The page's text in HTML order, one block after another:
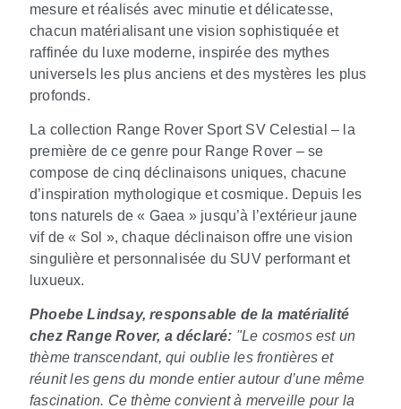
mesure et réalisés avec minutie et délicatesse,
chacun matérialisant une vision sophistiquée et
raffinée du luxe moderne, inspirée des mythes
universels les plus anciens et des mystères les plus
profonds.
La collection Range Rover Sport SV Celestial – la
première de ce genre pour Range Rover – se
compose de cinq déclinaisons uniques, chacune
d’inspiration mythologique et cosmique. Depuis les
tons naturels de « Gaea » jusqu’à l’extérieur jaune
vif de « Sol », chaque déclinaison offre une vision
singulière et personnalisée du SUV performant et
luxueux.
Phoebe Lindsay, responsable de la matérialité
chez Range Rover, a déclaré: "Le cosmos est un
thème transcendant, qui oublie les frontières et
réunit les gens du monde entier autour d’une même
fascination. Ce thème convient à merveille pour la